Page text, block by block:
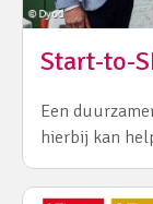
Start-to-
Een
hierbij kan